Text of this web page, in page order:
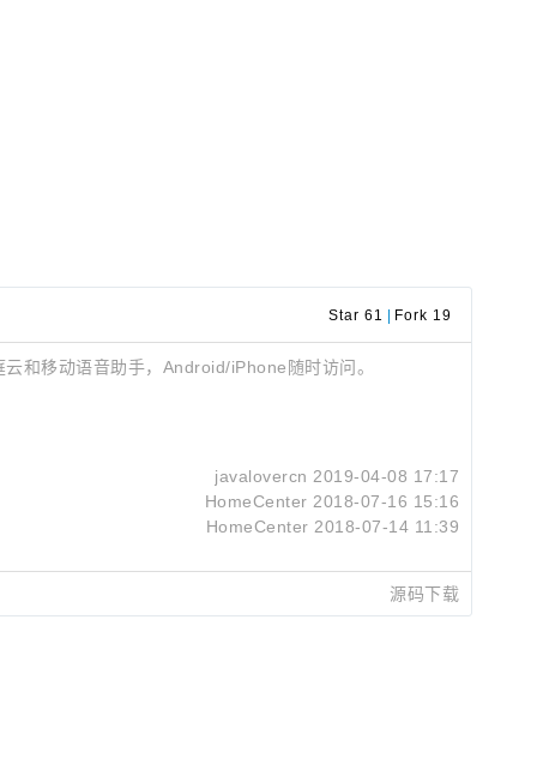
Star 61 Fork 19
和移动语音助手，Android/iPhone随时访问。
javalovercn 2019-04-08 17:17
HomeCenter 2018-07-16 15:16
HomeCenter 2018-07-14 11:39
源码下载